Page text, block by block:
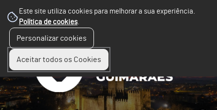
Este site utiliza cookies para melhorar a sua experiência.
Política de cookies.
Personalizar cookies
Aceitar todos os Cookies